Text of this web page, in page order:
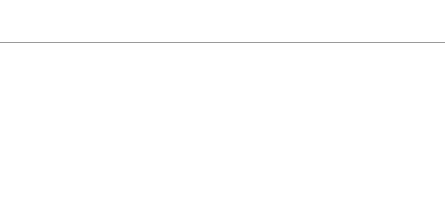
– IKMC 2021